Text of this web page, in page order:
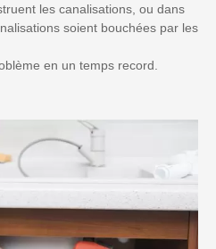
les canalisations, ou dans
soient bouchées par les
en un temps record.